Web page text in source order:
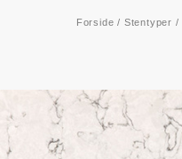
Forside / Stentyper /